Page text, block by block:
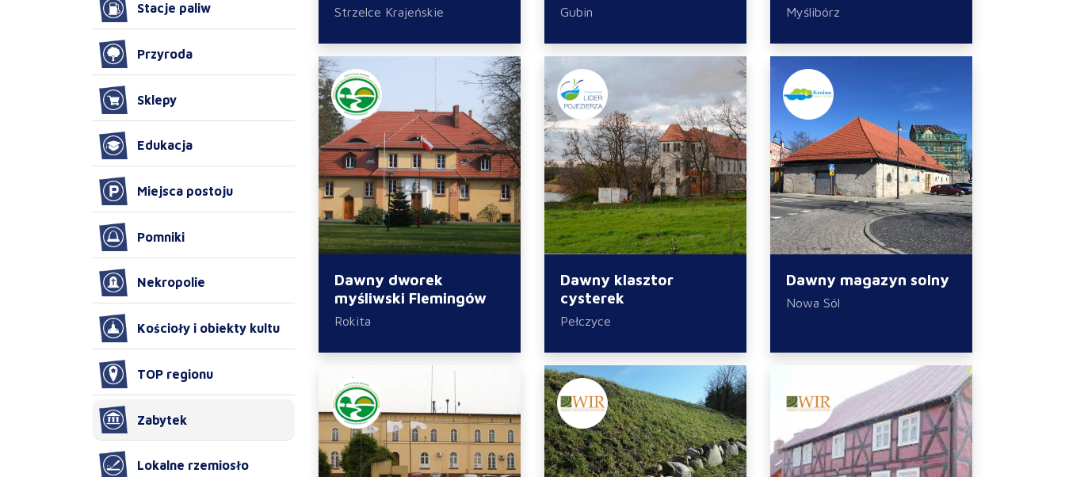
Strzelce Krajeńskie Gubin Myślibórz
Dawny dworek
myśliwski Flemingów
Rokita
Dawny klasztor
cysterek
Pełczyce
Dawny magazyn solny
Nowa Sól
Stacje paliw
Przyroda
Sklepy
Edukacja
Miejsca postoju
Pomniki
Nekropolie
Kościoły i obiekty kultu
TOP regionu
Zabytek
Lokalne rzemiosło